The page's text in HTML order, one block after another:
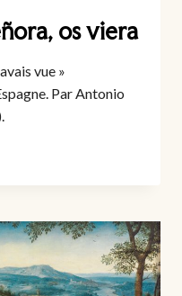
os viera
vue »
Par Antonio